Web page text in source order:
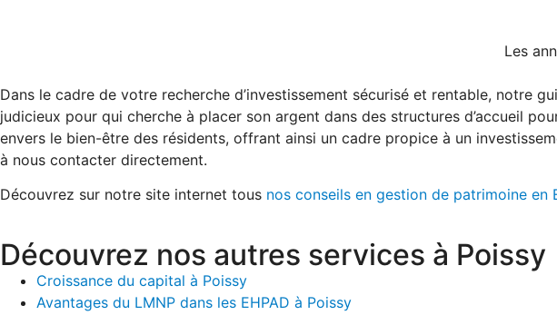
Les
Dans le cadre de votre recherche d’investissement sécurisé et rentable, notre
judicieux pour qui cherche à placer son argent dans des structures d’accueil
envers le bien-être des résidents, offrant ainsi un cadre propice à un
à nous contacter directement.
Découvrez sur notre site internet tous nos conseils en gestion de patrimoine en
Découvrez nos autres services à Poissy
Croissance du capital à Poissy
Avantages du LMNP dans les EHPAD à Poissy